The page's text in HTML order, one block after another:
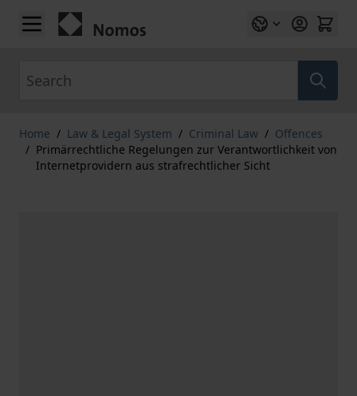
Skip to Content
Home / Law & Legal System / Criminal Law / Offences
/ Primärrechtliche Regelungen zur Verantwortlichkeit von
Internetprovidern aus strafrechtlicher Sicht